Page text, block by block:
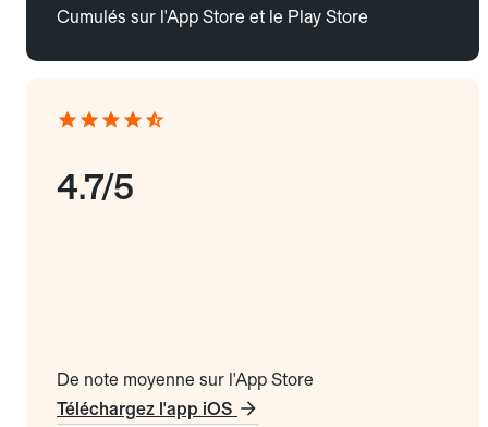
Cumulés sur l'App Store et le Play Store
4.7/5
De note moyenne sur l'App Store
Téléchargez l'app iOS